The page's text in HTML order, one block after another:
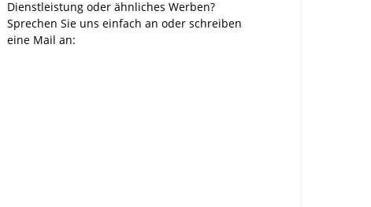
Dienstleistung oder ähnliches Werben?
Sprechen Sie uns einfach an oder schreiben
eine Mail an: